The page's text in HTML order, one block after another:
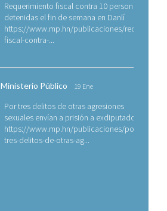
Requerimiento fiscal contra 10 personas
detenidas el fin de semana en Danlí
https://www.mp.hn/publicaciones/
fiscal-contra-...
Ministerio Público 19 Ene
Por tres delitos de otras agresiones
sexuales envían a prisión a exdiputado
https://www.mp.hn/publicaciones/por-
tres-delitos-de-otras-ag...